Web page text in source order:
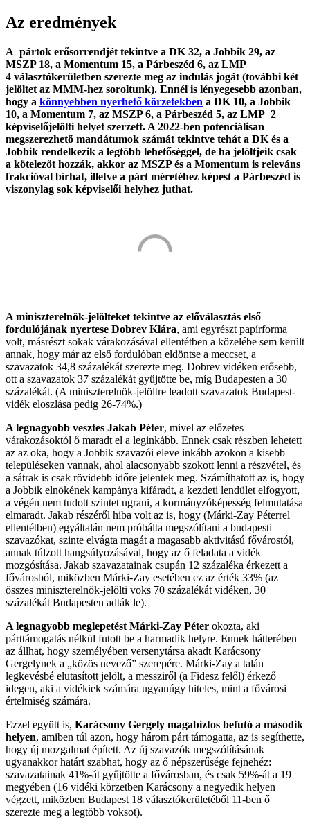
Az eredmények
A pártok erősorrendjét tekintve a DK 32, a Jobbik 29, az
MSZP 18, a Momentum 15, a Párbeszéd 6, az LMP
4 választókerületben szerezte meg az indulás jogát (további két
jelöltet az MMM-hez soroltunk). Ennél is lényegesebb azonban,
hogy a könnyebben nyerhető körzetekben a DK 10, a Jobbik
10, a Momentum 7, az MSZP 6, a Párbeszéd 5, az LMP 2
képviselőjelölti helyet szerzett. A 2022-ben potenciálisan
megszerezhető mandátumok számát tekintve tehát a DK és a
Jobbik rendelkezik a legtöbb lehetőséggel, de ha jelöltjeik csak
a kötelezőt hozzák, akkor az MSZP és a Momentum is releváns
frakcióval bírhat, illetve a párt méretéhez képest a Párbeszéd is
viszonylag sok képviselői helyhez juthat.
A miniszterelnök-jelölteket tekintve az előválasztás első
fordulójának nyertese Dobrev Klára, ami egyrészt papírforma
volt, másrészt sokak várakozásával ellentétben a közelébe sem került
annak, hogy már az első fordulóban eldöntse a meccset, a
szavazatok 34,8 százalékát szerezte meg. Dobrev vidéken erősebb,
ott a szavazatok 37 százalékát gyűjtötte be, míg Budapesten a 30
százalékát. (A miniszterelnök-jelöltre leadott szavazatok Budapest-
vidék eloszlása pedig 26-74%.)
A legnagyobb vesztes Jakab Péter, mivel az előzetes
várakozásoktól ő maradt el a leginkább. Ennek csak részben lehetett
az az oka, hogy a Jobbik szavazói eleve inkább azokon a kisebb
településeken vannak, ahol alacsonyabb szokott lenni a részvétel, és
a sátrak is csak rövidebb időre jelentek meg. Számíthatott az is, hogy
a Jobbik elnökének kampánya kifáradt, a kezdeti lendület elfogyott,
a végén nem tudott szintet ugrani, a kormányzóképesség felmutatása
elmaradt. Jakab részéről hiba volt az is, hogy (Márki-Zay Péterrel
ellentétben) egyáltalán nem próbálta megszólítani a budapesti
szavazókat, szinte elvágta magát a magasabb aktivitású fővárostól,
annak túlzott hangsúlyozásával, hogy az ő feladata a vidék
mozgósítása. Jakab szavazatainak csupán 12 százaléka érkezett a
fővárosból, miközben Márki-Zay esetében ez az érték 33% (az
összes miniszterelnök-jelölti voks 70 százalékát vidéken, 30
százalékát Budapesten adták le).
A legnagyobb meglepetést Márki-Zay Péter okozta, aki
párttámogatás nélkül futott be a harmadik helyre. Ennek hátterében
az állhat, hogy személyében versenytársa akadt Karácsony
Gergelynek a „közös nevező” szerepére. Márki-Zay a talán
legkevésbé elutasított jelölt, a messziről (a Fidesz felől) érkező
idegen, aki a vidékiek számára ugyanúgy hiteles, mint a fővárosi
értelmiség számára.
Ezzel együtt is, Karácsony Gergely magabiztos befutó a második
helyen, amiben túl azon, hogy három párt támogatta, az is segíthette,
hogy új mozgalmat épített. Az új szavazók megszólításának
ugyanakkor határt szabhat, hogy az ő népszerűsége fejnehéz:
szavazatainak 41%-át gyűjtötte a fővárosban, és csak 59%-át a 19
megyében (16 vidéki körzetben Karácsony a negyedik helyen
végzett, miközben Budapest 18 választókerületéből 11-ben ő
szerezte meg a legtöbb voksot).